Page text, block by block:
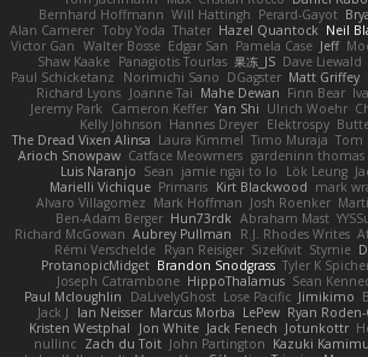
Bernhard Hoffmann Will Hattingh Perard-Gayot
Alan Camerer Toby Yoda Thater Hazel Quantock Neil
Victor Gan Walter Bosse Edgar San Pamela Case Jeff
Shaw Kaake Panagiotis Tourlas 果冻_JS Dave Liewald
Paul Schicketanz
Norimichi Sano DGagster Matt Griffey
Richard Lyons Joanne Tai Mahe Dewan Finn Bear
Jeremy Park
Cameron Keffer Yan Shi Ulrich Woehr
Kelly Johnson Hannes Dreyer Elektrospy
The Dread Vixen Alinsa Laura Kimmel Timo Muraja Tom
Arioch Snowpaw Catface Meowmers gardeninn thomas
Luis Naranjo Sean jamie ngai to lo Lök Leung
Marielli Vichique Primaris Kirt Blackwood mark
Alvaro Villagomez Mark Hoffman Josh Roenker
Ben-Adam Berger Hun73rdk Abraham Mast
Richard McGowan Aubrey Pullman R.J. Rhodes Writes
Rémi Verschelde Ryan Reisiger SizeKivit Stymie
ProtanopicMidget Brandon Snodgrass Tyler K
Joseph Catrambone HippoThalamus Sean
Paul Mcloughlin
DaLivelyGhost Lose Pacific Jimikimo
Jack J
Ian Neisser Marcus Morba LePew Ryan
Kristen Westphal
Jon White Jack Fenech Jotunkottr
nullinc Zach du Toit John Partington Kazuki